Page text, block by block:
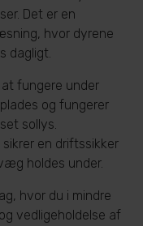
Det er en
hvor dyrene
dagligt.
fungere under
og fungerer
sollys.
en driftssikker
holdes under.
hvor du i mindre
vedligeholdelse af